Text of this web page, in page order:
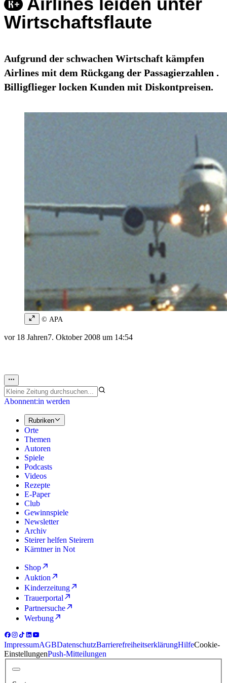
Wirtschaftsflaute
Aufgrund der schwachen Wirtschaft kämpfen
Airlines mit dem Rückgang der Passagierzahlen .
Billigflieger locken Kunden mit Diskontpreisen.
© APA
vor 18 Jahren7. Oktober 2008 um 14:54
Abonnent:in werden
Rubriken
Orte
Themen
Autoren
Spiele
Podcasts
Videos
Rezepte
E-Paper
Club
Gewinnspiele
Newsletter
Archiv
Steirer helfen Steirern
Kärntner in Not
Shop
Auktion
Kinderzeitung
Trauerportal
Partnersuche
Werbung
ImpressumAGBDatenschutzBarrierefreiheitserklärungHilfeCookie-
EinstellungenPush-Mitteilungen